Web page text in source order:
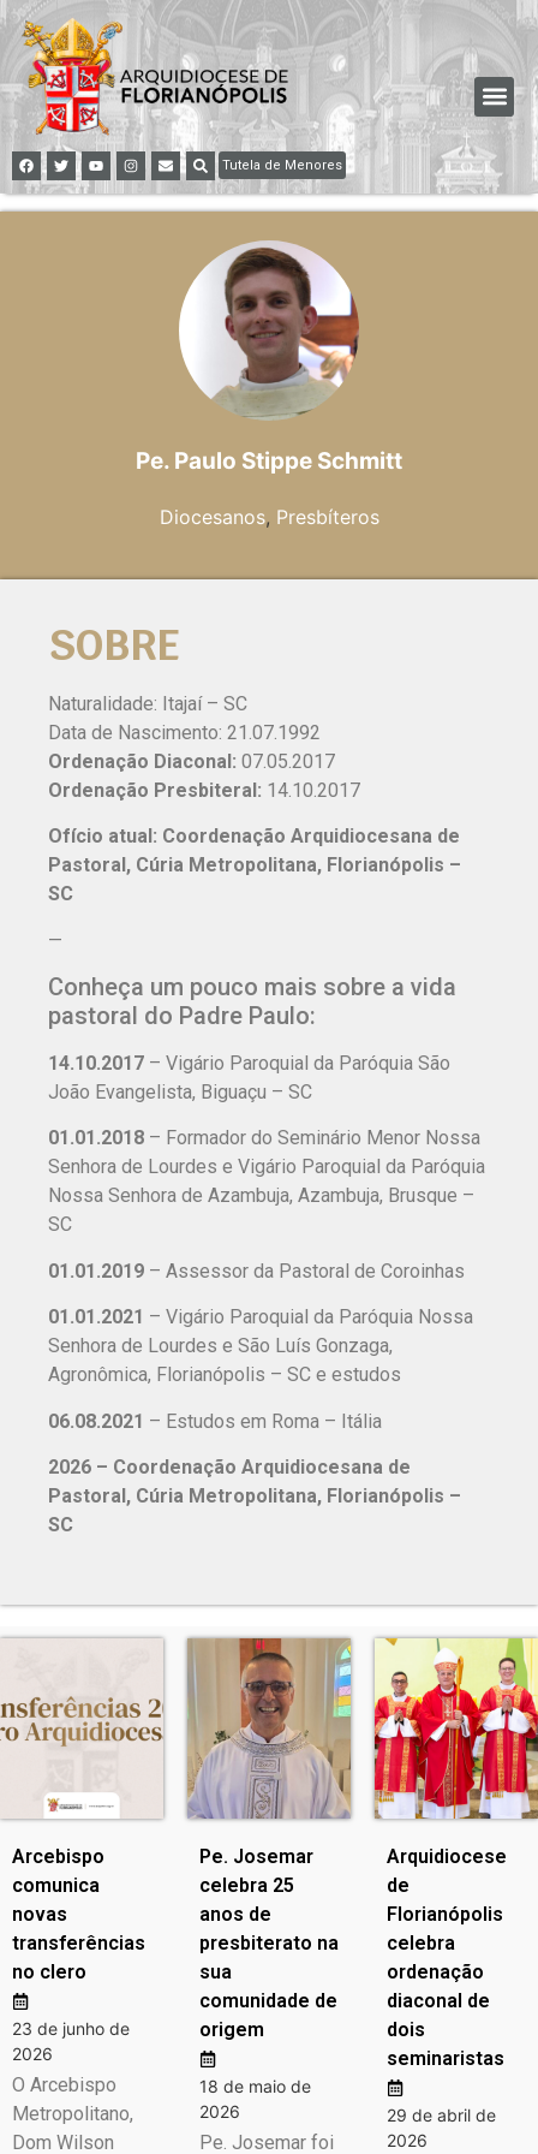
Tutela de Menores
Pe. Paulo Stippe Schmitt
Diocesanos, Presbíteros
SOBRE
Naturalidade: Itajaí – SC
Data de Nascimento: 21.07.1992
Ordenação Diaconal: 07.05.2017
Ordenação Presbiteral: 14.10.2017
Ofício atual: Coordenação Arquidiocesana de
Pastoral, Cúria Metropolitana, Florianópolis –
SC
—
Conheça um pouco mais sobre a vida
pastoral do Padre Paulo:
14.10.2017 – Vigário Paroquial da Paróquia São
João Evangelista, Biguaçu – SC
01.01.2018 – Formador do Seminário Menor Nossa
Senhora de Lourdes e Vigário Paroquial da Paróquia
Nossa Senhora de Azambuja, Azambuja, Brusque –
SC
01.01.2019 – Assessor da Pastoral de Coroinhas
01.01.2021 – Vigário Paroquial da Paróquia Nossa
Senhora de Lourdes e São Luís Gonzaga,
Agronômica, Florianópolis – SC e estudos
06.08.2021 – Estudos em Roma – Itália
2026 – Coordenação Arquidiocesana de
Pastoral, Cúria Metropolitana, Florianópolis –
SC
Arcebispo
comunica
novas
transferências
no clero
23 de junho de
2026
O Arcebispo
Metropolitano,
Dom Wilson
Pe. Josemar
celebra 25
anos de
presbiterato na
sua
comunidade de
origem
18 de maio de
2026
Pe. Josemar foi
Arquidiocese
de
Florianópolis
celebra
ordenação
diaconal de
dois
seminaristas
29 de abril de
2026